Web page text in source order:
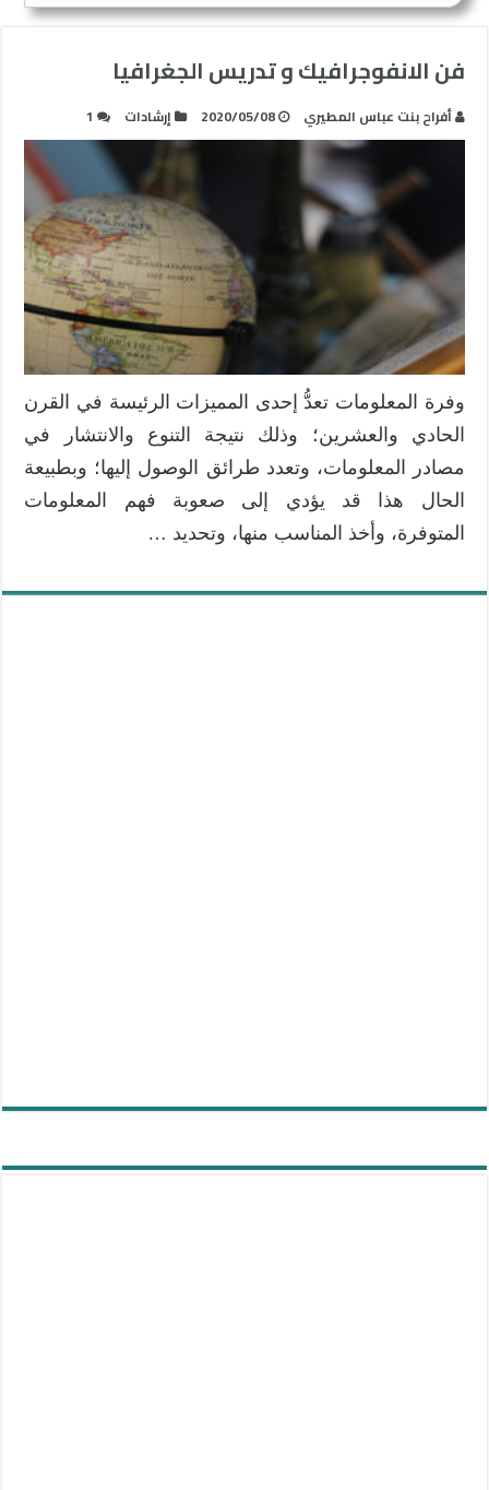
فن الانفوجرافيك و تدريس الجغرافيا
أفراح بنت عباس المطيري 2020/05/08 إرشادات 1
وفرة المعلومات تعدُّ إحدى المميزات الرئيسة في القرن
الحادي والعشرين؛ وذلك نتيجة التنوع والانتشار في
مصادر المعلومات، وتعدد طرائق الوصول إليها؛ وبطبيعة
الحال هذا قد يؤدي إلى صعوبة فهم المعلومات
المتوفرة، وأخذ المناسب منها، وتحديد …